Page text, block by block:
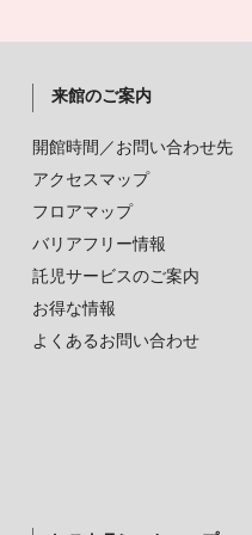
来館のご案内
開館時間／お問い合わせ先
アクセスマップ
フロアマップ
バリアフリー情報
託児サービスのご案内
お得な情報
よくあるお問い合わせ